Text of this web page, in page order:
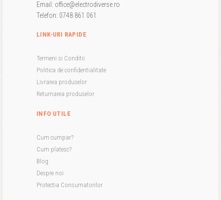
Email: office@electrodiverse.ro
Telefon: 0748 861 061
LINK-URI RAPIDE
Termeni si Conditii
Politica de confidentialitate
Livrarea produselor
Returnarea produselor
INFO UTILE
Cum cumpar?
Cum platesc?
Blog
Despre noi
Protectia Consumatorilor